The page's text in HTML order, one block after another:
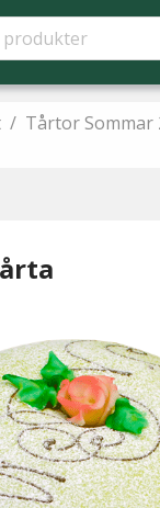
/ Tårtor Sommar